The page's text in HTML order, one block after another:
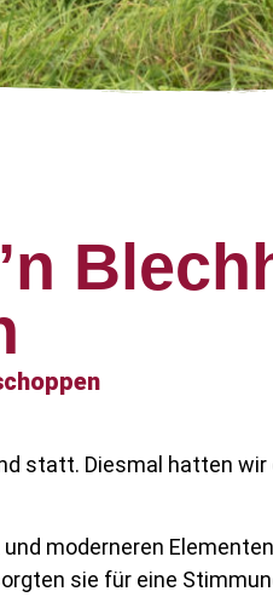
statt. Diesmal hatten wir
moderneren
sie für eine